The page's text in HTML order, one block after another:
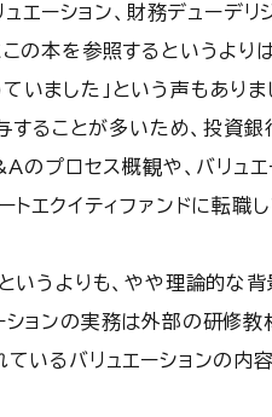
エーション、財務デューデ
の本を参照するというより
ました」という声もありま
することが多いため、投資
プロセス概観や、バリュエ
エクイティファンドに転職
いうよりも、やや理論的な
ョンの実務は外部の研修教
いるバリュエーションの内